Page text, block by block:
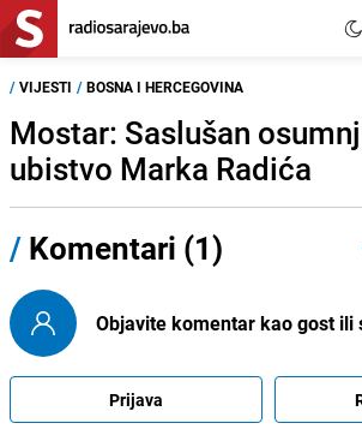
/ VIJESTI / BOSNA I HERCEGOVINA
Mostar: Saslušan
ubistvo Marka Radića
/ Komentari (1)
Objavite komentar kao gost ili
Prijava